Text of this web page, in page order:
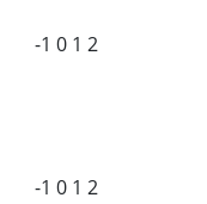
-1 0 1 2
-1 0 1 2